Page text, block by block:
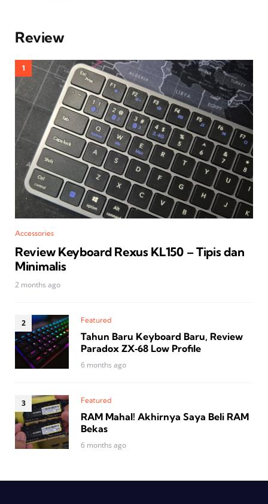
Review
Accessories
Review Keyboard Rexus KL150 – Tipis dan
Minimalis
2 months ago
Featured
Tahun Baru Keyboard Baru, Review
Paradox ZX‑68 Low Profile
6 months ago
Featured
RAM Mahal! Akhirnya Saya Beli RAM
Bekas
6 months ago